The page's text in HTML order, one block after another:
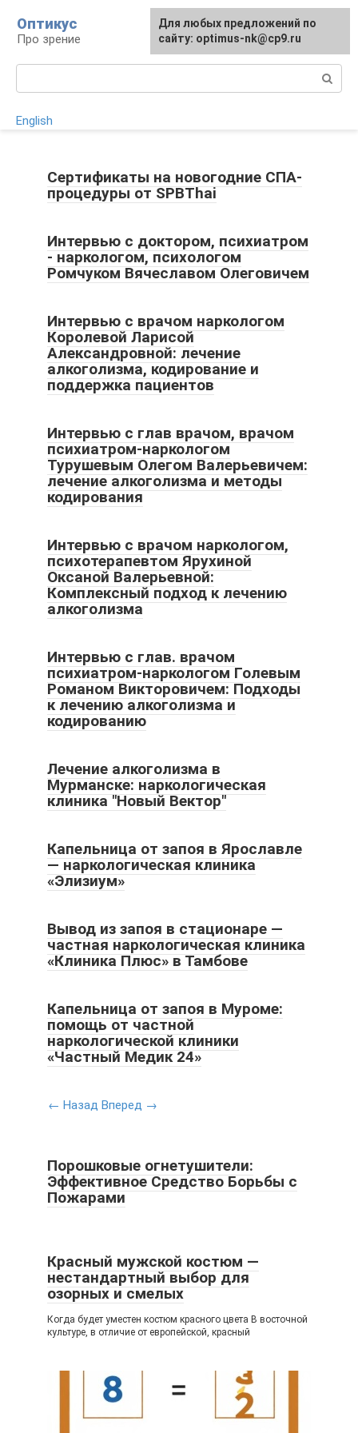
контенту
Оптикус
Про зрение
English
Сертификаты на новогодние СПА-
процедуры от SPBThai
Интервью с доктором, психиатром
- наркологом, психологом
Ромчуком Вячеславом Олеговичем
Интервью с врачом наркологом
Королевой Ларисой
Александровной: лечение
алкоголизма, кодирование и
поддержка пациентов
Интервью с глав врачом, врачом
психиатром-наркологом
Турушевым Олегом Валерьевичем:
лечение алкоголизма и методы
кодирования
Интервью с врачом наркологом,
психотерапевтом Ярухиной
Оксаной Валерьевной:
Комплексный подход к лечению
алкоголизма
Интервью с глав. врачом
психиатром-наркологом Голевым
Романом Викторовичем: Подходы
к лечению алкоголизма и
кодированию
Лечение алкоголизма в
Мурманске: наркологическая
клиника "Новый Вектор"
Капельница от запоя в Ярославле
— наркологическая клиника
«Элизиум»
Вывод из запоя в стационаре —
частная наркологическая клиника
«Клиника Плюс» в Тамбове
Капельница от запоя в Муроме:
помощь от частной
наркологической клиники
«Частный Медик 24»
← Назад Вперед →
Порошковые огнетушители:
Эффективное Средство Борьбы с
Пожарами
Красный мужской костюм —
нестандартный выбор для
озорных и смелых
Когда будет уместен костюм красного цвета В восточной
культуре, в отличие от европейской, красный
Для любых предложений по
сайту: optimus-nk@cp9.ru